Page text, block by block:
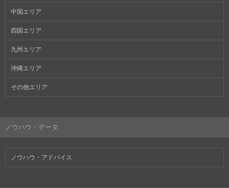
中国エリア
四国エリア
九州エリア
沖縄エリア
その他エリア
ノウハウ・データ
ノウハウ・アドバイス